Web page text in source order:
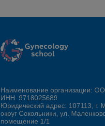
Наименование организации:
ИНН: 9718025689
Юридический адрес: 107113, г.
округ Сокольники, ул.
помещение 1/1